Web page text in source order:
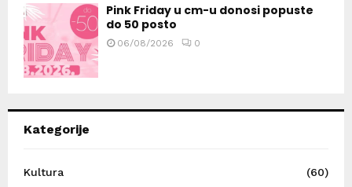
Pink Friday u cm-u donosi popuste
do 50 posto
06/08/2026 0
Kategorije
Kultura
(60)